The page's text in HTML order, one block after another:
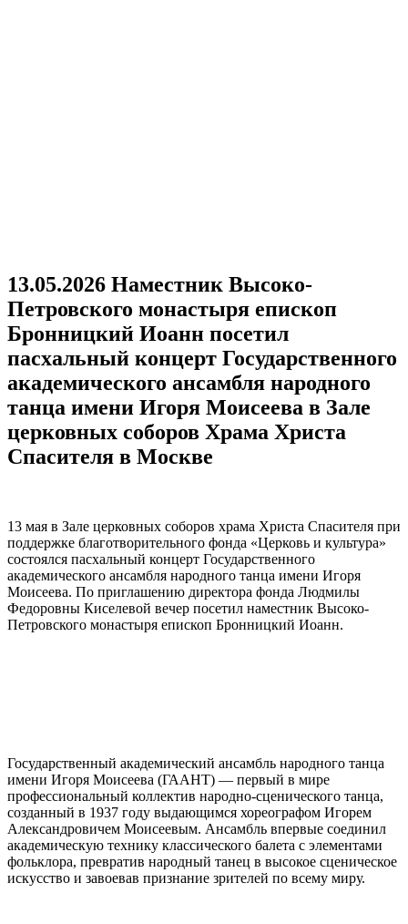
13.05.2026 Наместник Высоко-
Петровского монастыря епископ
Бронницкий Иоанн посетил
пасхальный концерт Государственного
академического ансамбля народного
танца имени Игоря Моисеева в Зале
церковных соборов Храма Христа
Спасителя в Москве
13 мая в Зале церковных соборов храма Христа Спасителя при
поддержке благотворительного фонда «Церковь и культура»
состоялся пасхальный концерт Государственного
академического ансамбля народного танца имени Игоря
Моисеева. По приглашению директора фонда Людмилы
Федоровны Киселевой вечер посетил наместник Высоко-
Петровского монастыря епископ Бронницкий Иоанн.
Государственный академический ансамбль народного танца
имени Игоря Моисеева (ГААНТ) — первый в мире
профессиональный коллектив народно-сценического танца,
созданный в 1937 году выдающимся хореографом Игорем
Александровичем Моисеевым. Ансамбль впервые соединил
академическую технику классического балета с элементами
фольклора, превратив народный танец в высокое сценическое
искусство и завоевав признание зрителей по всему миру.